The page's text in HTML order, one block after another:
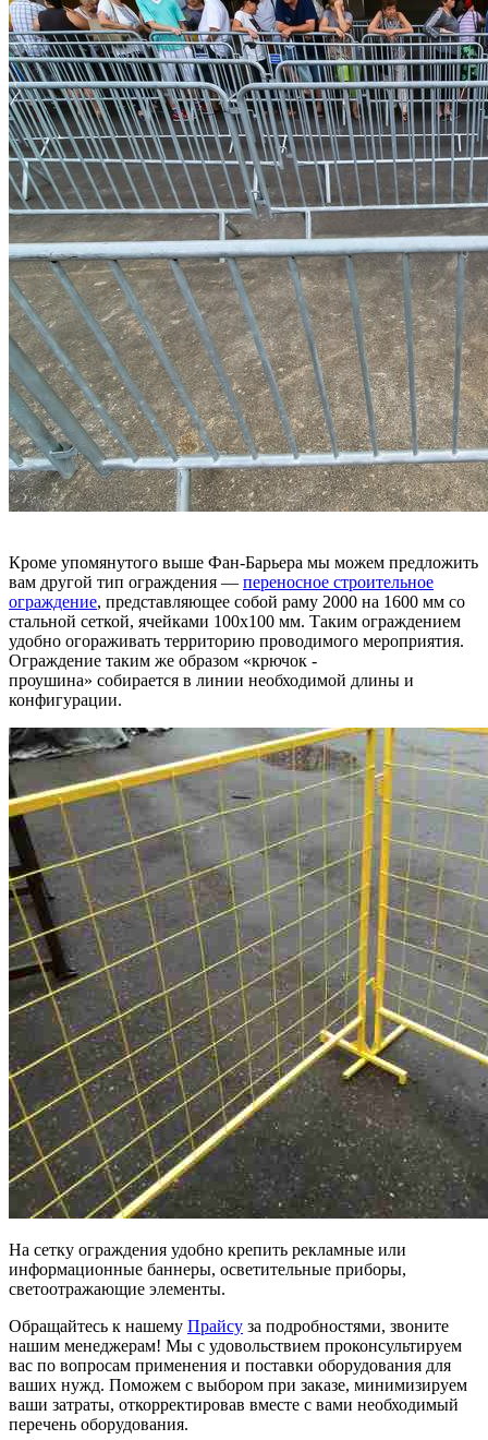
Кроме упомянутого выше Фан-Барьера мы можем предложить
вам другой тип ограждения — переносное строительное
ограждение, представляющее собой раму 2000 на 1600 мм со
стальной сеткой, ячейками 100х100 мм. Таким ограждением
удобно огораживать территорию проводимого мероприятия.
Ограждение таким же образом «крючок -
проушина» собирается в линии необходимой длины и
конфигурации.
На сетку ограждения удобно крепить рекламные или
информационные баннеры, осветительные приборы,
светоотражающие элементы.
Обращайтесь к нашему Прайсу за подробностями, звоните
нашим менеджерам! Мы с удовольствием проконсультируем
вас по вопросам применения и поставки оборудования для
ваших нужд. Поможем с выбором при заказе, минимизируем
ваши затраты, откорректировав вместе с вами необходимый
перечень оборудования.